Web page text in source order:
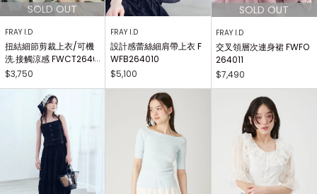
FRAY I.D
扭結細節剪裁上衣/可機
洗.接觸涼感 FWCT2640
25
$3,750
FRAY I.D
設計感蕾絲細肩帶上衣 F
WFB264010
$5,100
FRAY I.D
交叉領層次連身裙 FWFO
264011
$7,490